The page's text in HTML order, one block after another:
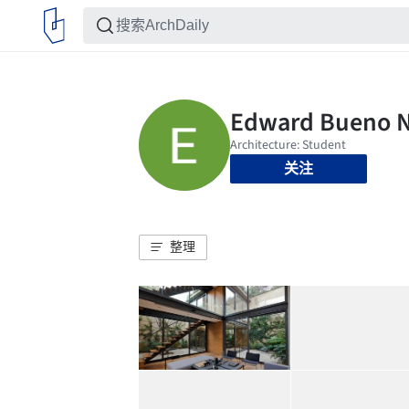
关注
整理